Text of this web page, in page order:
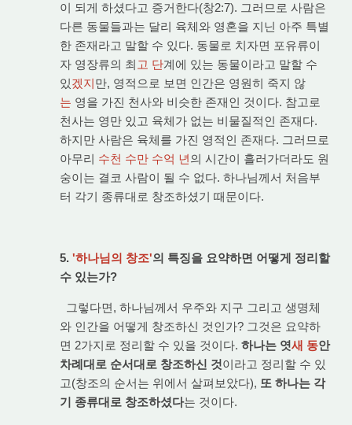
이 되게 하셨다고 증거한다(창2:7). 그러므로 사람은
다른 동물들과는 달리 육체와 영혼을 지닌 아주 특별
한 존재라고 말할 수 있다. 동물로 치자면 포유류이
자 영장류의 최 고 단계에 있는 동물이라고 말할 수
있겠지만, 영적으로 보면 인간은 영원히 죽지 않
는 영을 가진 천사와 비슷한 존재인 것이다. 참고로
천사는 영만 있고 육체가 없는 비물질적인 존재다.
하지만 사람은 육체를 가진 영적인 존재다. 그러므로
아무리 수천 수만 수억 년의 시간이 흘러가더라도 원
숭이는 결코 사람이 될 수 없다. 하나님께서 처음부
터 각기 종류대로 창조하셨기 때문이다.
5. '하나님의 창조'의 특징을 요약하면 어떻게 정리할
수 있는가?
그렇다면, 하나님께서 우주와 지구 그리고 생명체
와 인간을 어떻게 창조하신 것인가? 그것은 요약하
면 2가지로 정리할 수 있을 것이다. 하나는 엿새 동안
차례대로 순서대로 창조하신 것이라고 정리할 수 있
고(창조의 순서는 위에서 살펴보았다), 또 하나는 각
기 종류대로 창조하셨다는 것이다.